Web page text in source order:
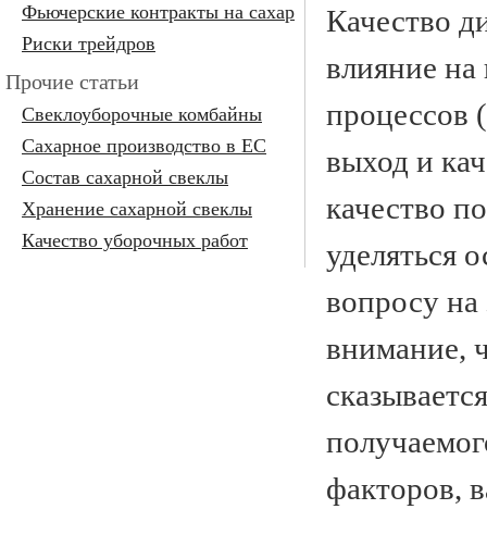
Фьючерские контракты на сахар
Риски трейдров
Прочие статьи
Свеклоуборочные комбайны
Сахарное производство в ЕС
Состав сахарной свеклы
Хранение сахарной свеклы
Качество уборочных работ
Качество
влияние на
процессов
выход и
качество
уделяться
вопросу на
внимание,
факторов,